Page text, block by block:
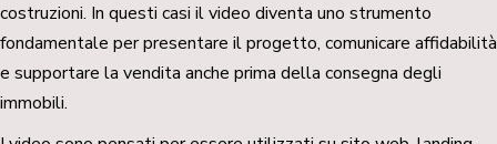
costruzioni. In questi casi il video diventa uno strumento
fondamentale per presentare il progetto, comunicare affidabilità
e supportare la vendita anche prima della consegna degli
immobili.